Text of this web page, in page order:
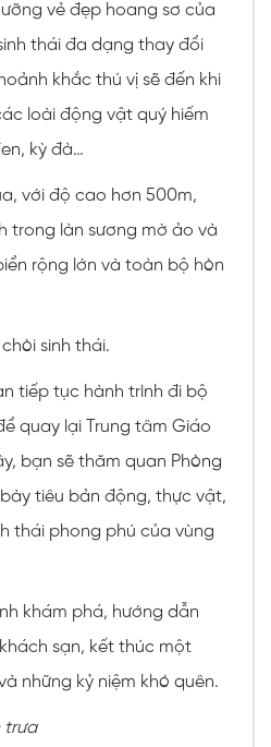
vẻ đẹp hoang sơ của
thái đa dạng thay đổi
khắc thú vị sẽ đến khi
loài động vật quý hiếm
kỳ đà…
với độ cao hơn 500m,
trong làn sương mờ ảo và
rộng lớn và toàn bộ hòn
sinh thái.
tiếp tục hành trình đi bộ
quay lại Trung tâm Giáo
bạn sẽ thăm quan Phòng
tiêu bản động, thực vật,
thái phong phú của vùng
khám phá, hướng dẫn
sạn, kết thúc một
những kỷ niệm khó quên.
trưa